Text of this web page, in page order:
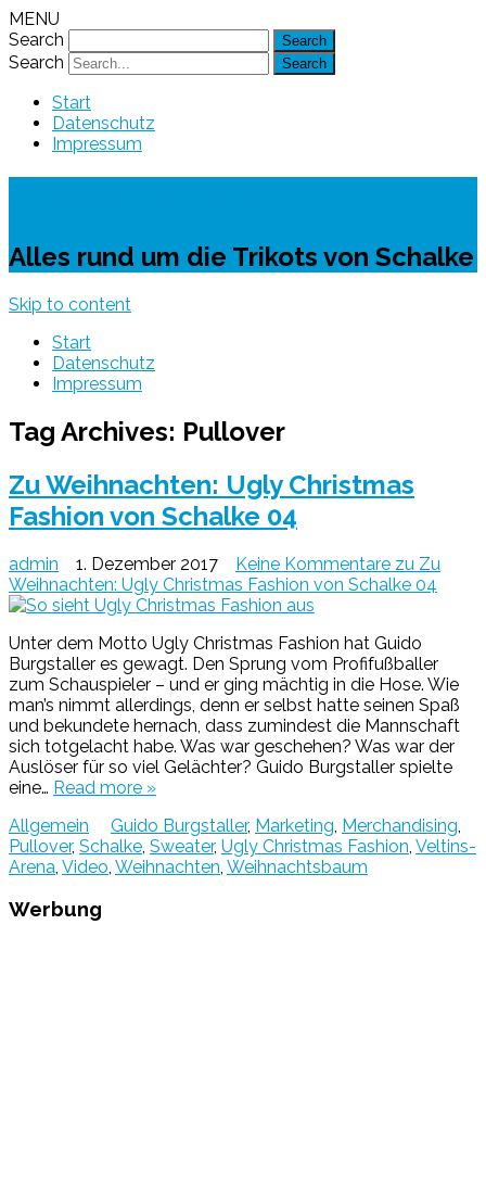
MENU
Search
Search
Start
Datenschutz
Impressum
Alles rund um die Trikots von Schalke
Skip to content
Start
Datenschutz
Impressum
Tag Archives: Pullover
Zu Weihnachten: Ugly Christmas
Fashion von Schalke 04
admin 1. Dezember 2017 Keine Kommentare zu Zu
Weihnachten: Ugly Christmas Fashion von Schalke 04
Unter dem Motto Ugly Christmas Fashion hat Guido
Burgstaller es gewagt. Den Sprung vom Profifußballer
zum Schauspieler – und er ging mächtig in die Hose. Wie
man’s nimmt allerdings, denn er selbst hatte seinen Spaß
und bekundete hernach, dass zumindest die Mannschaft
sich totgelacht habe. Was war geschehen? Was war der
Auslöser für so viel Gelächter? Guido Burgstaller spielte
eine… Read more »
Allgemein
Guido Burgstaller, Marketing Merchandising
Pullover, Schalke Sweater, Ugly Christmas Fashion Veltins-
Arena Video Weihnachten Weihnachtsbaum
Werbung